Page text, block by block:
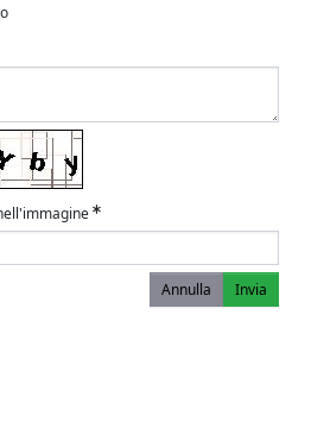
Annulla Invia